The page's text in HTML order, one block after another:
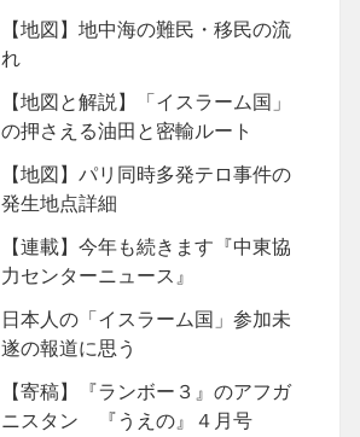
【地図】地中海の難民・移民の流
れ
【地図と解説】「イスラーム国」
の押さえる油田と密輸ルート
【地図】パリ同時多発テロ事件の
発生地点詳細
【連載】今年も続きます『中東協
力センターニュース』
日本人の「イスラーム国」参加未
遂の報道に思う
【寄稿】『ランボー３』のアフガ
ニスタン 『うえの』４月号